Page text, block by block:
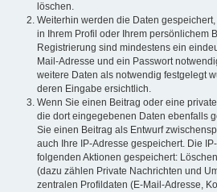
löschen.
Weiterhin werden die Daten
in Ihrem Profil oder Ihrem persönlichem
Registrierung sind mindestens ein
Mail-Adresse und ein Passwort
weitere Daten als notwendig festgelegt
deren Eingabe ersichtlich.
Wenn Sie einen Beitrag oder eine
die dort eingegebenen Daten ebenfalls
Sie einen Beitrag als Entwurf
auch Ihre IP-Adresse gespeichert. Die
folgenden Aktionen gespeichert:
(dazu zählen Private Nachrichten und
zentralen Profildaten (E-Mail-Adresse,